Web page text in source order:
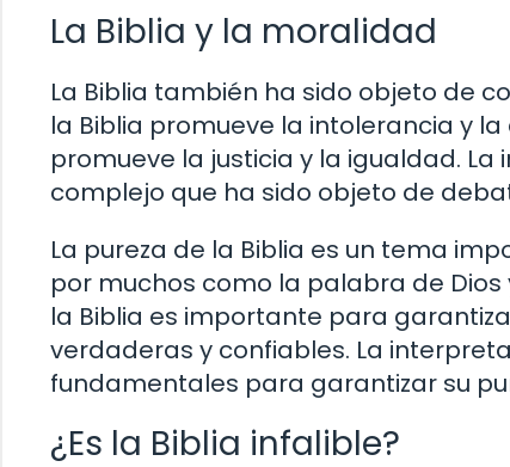
La Biblia y la moralidad
La Biblia también ha sido objeto de
la Biblia promueve la intolerancia y
promueve la justicia y la igualdad.
complejo que ha sido objeto de
La pureza de la Biblia es un tema
por muchos como la palabra de
la Biblia es importante para
verdaderas y confiables. La
fundamentales para garantizar su
¿Es la Biblia infalible?